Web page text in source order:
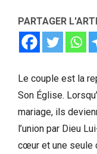
PARTAGER
Le couple est la
Son Église.
mariage, ils
l’union par Dieu
cœur et une seule